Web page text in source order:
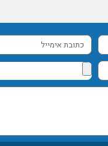
כתובת
אימייל